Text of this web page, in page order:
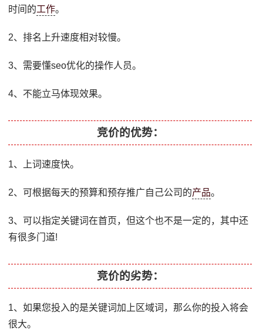
时间的工作。
2、排名上升速度相对较慢。
3、需要懂seo优化的操作人员。
4、不能立马体现效果。
竞价的优势：
1、上词速度快。
2、可根据每天的预算和预存推广自己公司的产品。
3、可以指定关键词在首页，但这个也不是一定的，其中还
有很多门道!
竞价的劣势：
1、如果您投入的是关键词加上区域词，那么你的投入将会
很大。